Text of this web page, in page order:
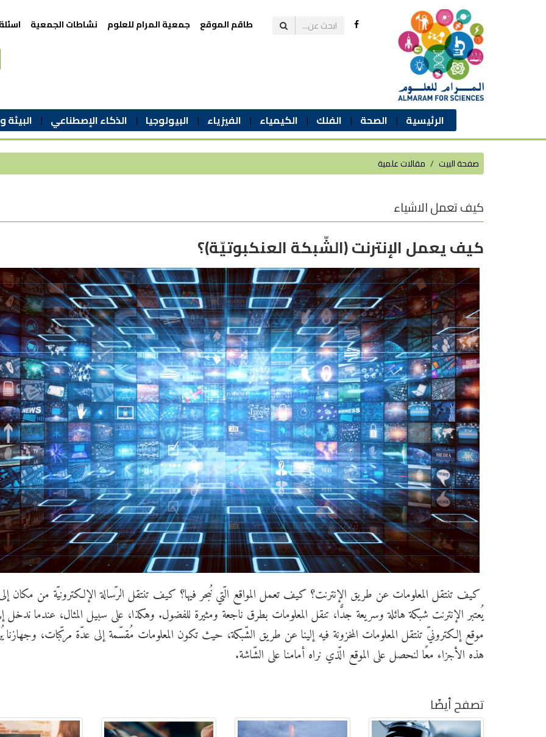
الرئيسية الصحة الفلك الكيمياء الفيزياء البيولوجيا الذكاء الإصطناعي البيئة
طاقم الموقع جمعية المرام للعلوم نشاطات الجمعية
صفحة البيت مقالات علمية
كيف تعمل الاشياء
كيف يعمل الإنترنت (الشّبكة العنكبوتيّة)؟
كيف تنتقل المعلومات عن طريق الإنترنت؟ كيف تعمل المواقع الّتي نُبحر فيها؟ كيف تنتقل الرّسالة الإلكترونيّة من مكان
يُعتبر الإنترنت شبكة هائلة وسريعة جدًّا، تنقل المعلومات بطرق ناجعة ومثيرة للفضول. وهكذا، على سبيل المثال، عندما ندخل
موقع إلكترونيّ تنتقل المعلومات المخزونة فيه إلينا عن طريق الشّبكة، حيث تكون المعلومات مُقسّمة إلى عدّة مركّبات،
هذه الأجزاء معًا لنحصل على الموقع الّذي نراه أمامنا على الشّاشة.
تصفح أيضًا